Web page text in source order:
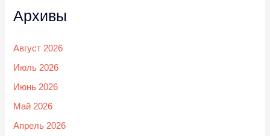
Архивы
Август 2026
Июль 2026
Июнь 2026
Май 2026
Апрель 2026